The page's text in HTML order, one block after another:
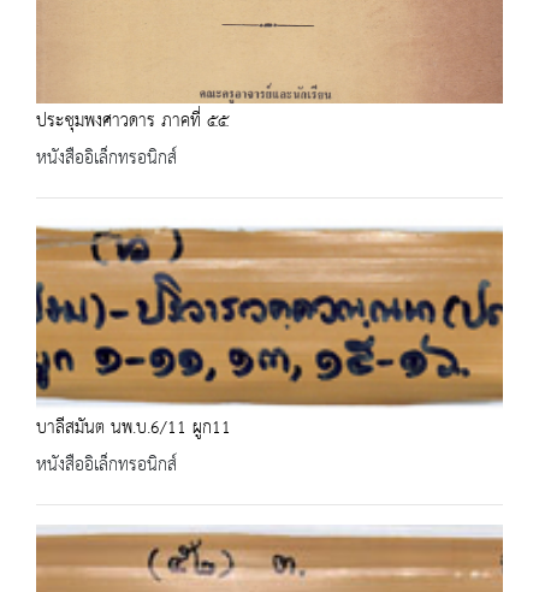
ประชุมพงศาวดาร ภาคที่ ๕๕
หนังสืออิเล็กทรอนิกส์
บาลีสมันต นพ.บ.6/11 ผูก11
หนังสืออิเล็กทรอนิกส์